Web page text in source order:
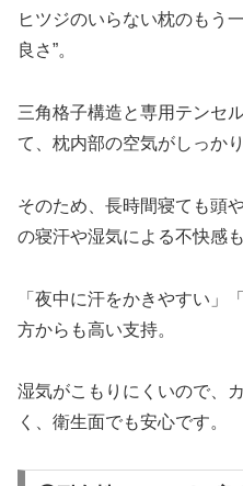
ヒツジのいらない枕のもう
良さ”。
三角格子構造と専用テンセ
て、枕内部の空気がしっか
そのため、長時間寝ても頭
の寝汗や湿気による不快感
「夜中に汗をかきやすい」
方からも高い支持。
湿気がこもりにくいので、
く、衛生面でも安心です。